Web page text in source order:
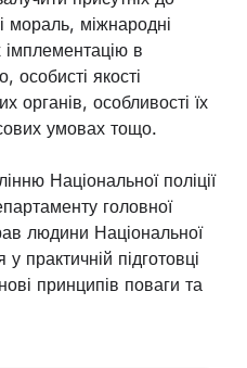
мораль, міжнародні
в
особисті якості
органів, особливості їх
умовах тощо.
Національної поліції
головної
людини Національної
у практичній підготовці
принципів поваги та